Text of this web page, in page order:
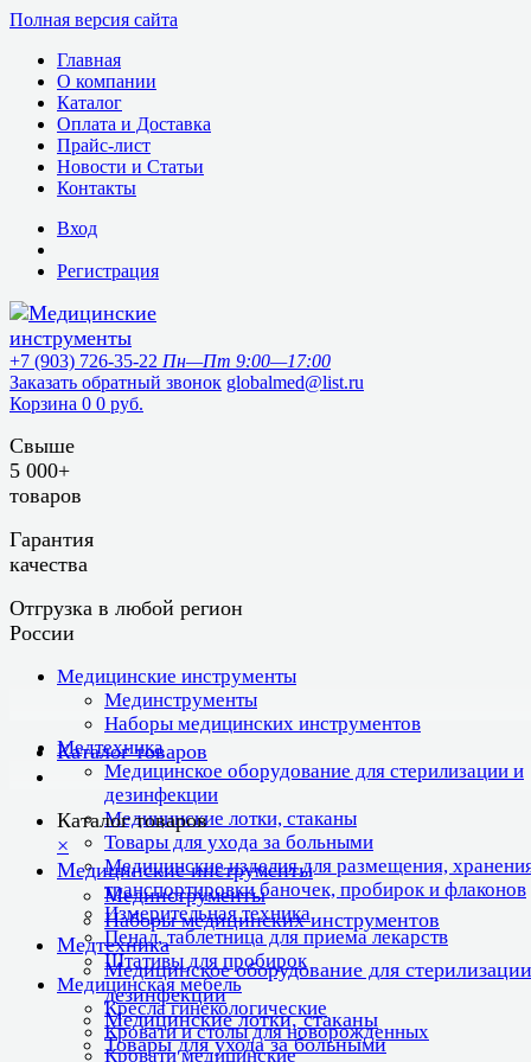
Полная версия сайта
Главная
О компании
Каталог
Оплата и Доставка
Прайс-лист
Новости и Статьи
Контакты
Вход
Регистрация
+7 (903) 726-35-22 Пн—Пт 9:00—17:00
Заказать обратный звонок globalmed@list.ru
Корзина 0 0 руб.
Свыше
5 000+
товаров
Гарантия
качества
Отгрузка в любой регион
России
Медицинские инструменты
Мединструменты
Наборы медицинских инструментов
Медтехника
Медицинское оборудование для стерилизации и
дезинфекции
Медицинские лотки, стаканы
Товары для ухода за больными
Медицинские изделия для размещения,
транспортировки баночек, пробирок и флаконов
Измерительная техника
Пенал, таблетница для приема лекарств
Штативы для пробирок
Медицинская мебель
Кресла гинекологические
Кровати и столы для новорожденных
Кровати медицинские
Каталог товаров
Каталог товаров
×
Медицинские инструменты
Мединструменты
Наборы медицинских инструментов
Медтехника
Медицинское оборудование для
дезинфекции
Медицинские лотки, стаканы
Товары для ухода за больными